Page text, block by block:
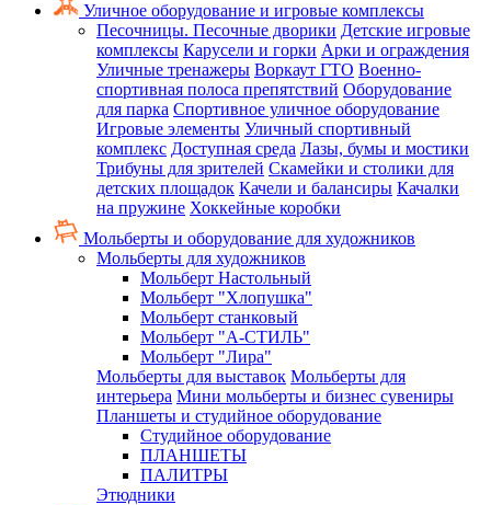
Уличное оборудование и игровые комплексы
Песочницы. Песочные дворики Детские игровые
комплексы Карусели и горки Арки и ограждения
Уличные тренажеры Воркаут ГТО Военно-
спортивная полоса препятствий Оборудование
для парка Спортивное уличное оборудование
Игровые элементы Уличный спортивный
комплекс Доступная среда Лазы, бумы и мостики
Трибуны для зрителей Скамейки и столики для
детских площадок Качели и балансиры Качалки
на пружине Хоккейные коробки
Мольберты и оборудование для художников
Мольберты для художников
Мольберт Настольный
Мольберт "Хлопушка"
Мольберт станковый
Мольберт "А-СТИЛЬ"
Мольберт "Лира"
Мольберты для выставок Мольберты для
интерьера Мини мольберты и бизнес сувениры
Планшеты и студийное оборудование
Студийное оборудование
ПЛАНШЕТЫ
ПАЛИТРЫ
Этюдники